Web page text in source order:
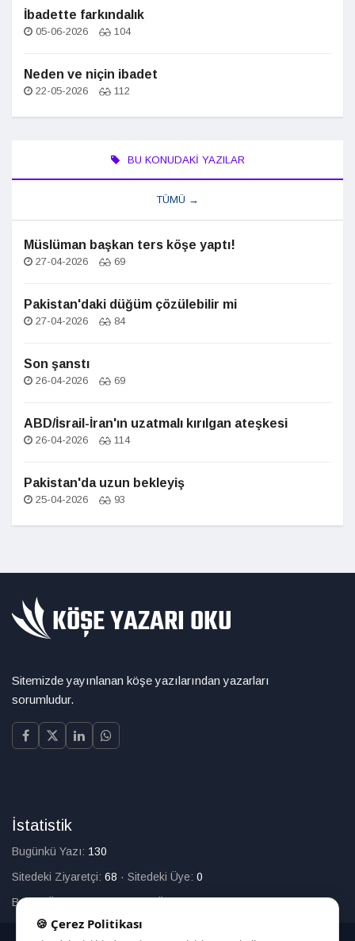
İbadette farkındalık
05-06-2026 104
Neden ve niçin ibadet
22-05-2026 112
BU KONUDAKI YAZILAR
TÜMÜ →
Müslüman başkan ters köşe yaptı!
27-04-2026 69
Pakistan'daki düğüm çözülebilir mi
27-04-2026 84
Son şanstı
26-04-2026 69
ABD/İsrail-İran'ın uzatmalı kırılgan ateşkesi
26-04-2026 114
Pakistan'da uzun bekleyiş
25-04-2026 93
Sitemizde yayınlanan köşe yazılarından yazarları
sorumludur.
İstatistik
Bugünkü Yazı: 130
Sitedeki Ziyaretçi: 68 · Sitedeki Üye: 0
Bugün Üye Olan:0·Toplam Üye:226
🍪 Çerez Politikası